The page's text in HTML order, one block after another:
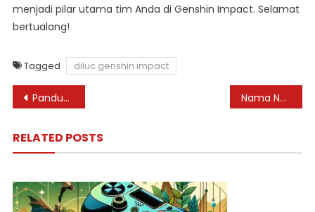
menjadi pilar utama tim Anda di Genshin Impact. Selamat
bertualang!
Tagged diluc genshin impact
Post
Panduan Utama Barbara: Dukungan Penyembuhan Genshin Impact Nama Nama Karakter Genshin Impact: Panduan Lengkap untuk Pemain Baru
RELATED POSTS